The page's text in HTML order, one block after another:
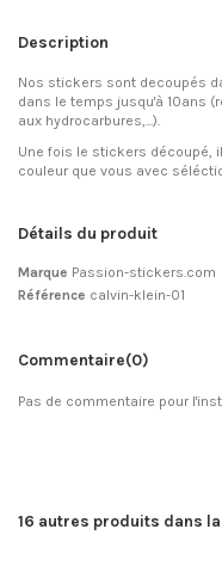
Description
Nos stickers sont decoupés
dans le temps jusqu'à 10ans
aux hydrocarbures,...).
Une fois le stickers découpé,
couleur que vous avec
Détails du produit
Marque Passion-stickers.com
Référence calvin-klein-01
Commentaire(0)
Pas de commentaire pour
16 autres produits dans